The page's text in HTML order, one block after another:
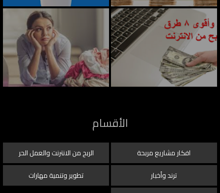
الأقسام
افكار مشاريع مربحة
الربح من الانترنت والعمل الحر
ترند وأخبار
تطوير وتنمية مهارات